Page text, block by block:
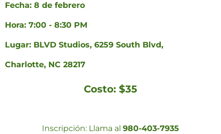
Fecha: 8 de febrero
Hora: 7:00 - 8:30 PM
Lugar: BLVD Studios, 6259 South Blvd,
Charlotte, NC 28217
Costo: $35
Inscripción: Llama al 980-403-7935